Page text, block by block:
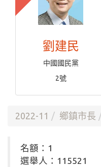
劉建民
中國國民黨
2號
2022-11 鄉鎮市長
名額：1
選舉人：115521